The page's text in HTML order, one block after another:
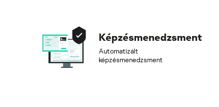
Képzésmenedzsment
Automatizált
képzésmenedzsment